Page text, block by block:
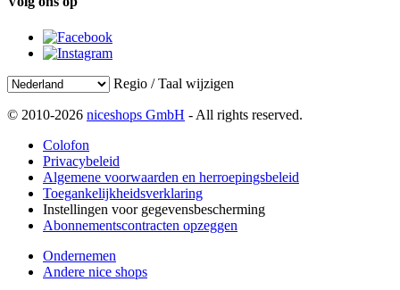
Regio / Taal wijzigen
© 2010-2026 niceshops GmbH - All rights reserved.
Colofon
Privacybeleid
Algemene voorwaarden en herroepingsbeleid
Toegankelijkheidsverklaring
Instellingen voor gegevensbescherming
Abonnementscontracten opzeggen
Ondernemen
Andere nice shops